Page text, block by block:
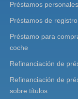
Préstamos personales
Préstamos de registro
Préstamo para
coche
Refinanciación de
Refinanciación de
sobre títulos